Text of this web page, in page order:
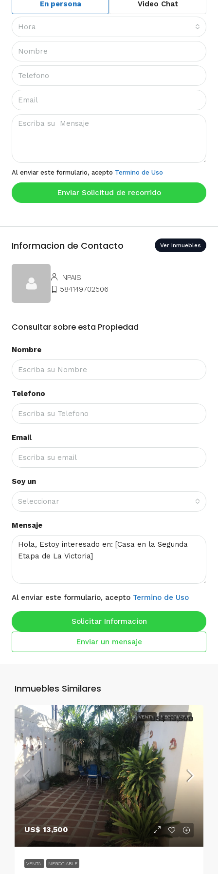
En persona Video Chat
Hora
Al enviar este formulario, acepto Termino de Uso
Enviar Solicitud de recorrido
Informacion de Contacto Ver Inmuebles
NPAIS
584149702506
Consultar sobre esta Propiedad
Nombre
Telefono
Email
Soy un
Seleccionar
Mensaje
Al enviar este formulario, acepto Termino de Uso
Solicitar Informacion
Enviar un mensaje
Inmuebles Similares
VENTA NEGOCIABLE
US$ 13,500
VENTA NEGOCIABLE
US$ 13,500